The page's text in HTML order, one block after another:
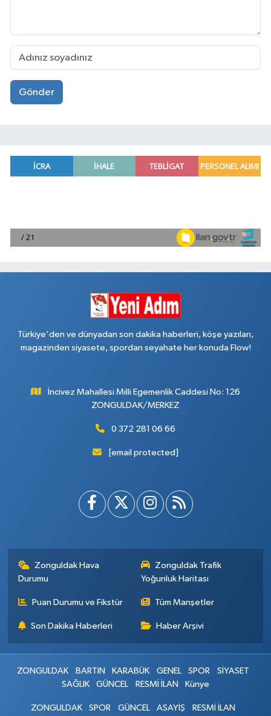
Gönder
Türkiye'den ve dünyadan son dakika haberleri, köşe yazıları,
magazinden siyasete, spordan seyahate her konuda Flow!
İncivez Mahallesi Milli Egemenlik Caddesi No: 126
ZONGULDAK/MERKEZ
0 372 281 06 66
[email protected]
Zonguldak Hava
Durumu
Zonguldak Trafik
Yoğunluk Haritası
Puan Durumu ve Fikstür Tüm Manşetler
Son Dakika Haberleri Haber Arşivi
ZONGULDAK BARTIN KARABÜK GENEL SPOR
SİYASET
SAĞLIK
GÜNCEL RESMİ İLAN Künye
ZONGULDAK SPOR GÜNCEL ASAYİŞ RESMİ İLAN